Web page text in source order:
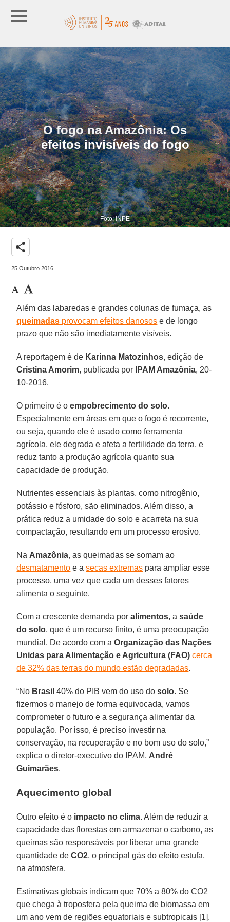
O fogo na Amazônia: Os
efeitos invisíveis do fogo
Foto: INPE
share
25 Outubro 2016
Além das labaredas e grandes colunas de fumaça, as
queimadas provocam efeitos danosos e de longo
prazo que não são imediatamente visíveis.
A reportagem é de Karinna Matozinhos, edição de
Cristina Amorim, publicada por IPAM Amazônia, 20-
10-2016.
O primeiro é oempobrecimento do solo.
Especialmente em áreas em que o fogo é recorrente,
ou seja, quando ele é usado como ferramenta
agrícola, ele degrada e afeta a fertilidade da terra, e
reduz tanto a produção agrícola quanto sua
capacidade de produção.
Nutrientes essenciais às plantas, como nitrogênio,
potássio e fósforo, são eliminados. Além disso, a
prática reduz a umidade do solo e acarreta na sua
compactação, resultando em um processo erosivo.
Na Amazônia, as queimadas se somam ao
desmatamento e asecas extremas para ampliar esse
processo, uma vez que cada um desses fatores
alimenta o seguinte.
Com a crescente demanda poralimentos, asaúde
do solo, que é um recurso finito, é uma preocupação
mundial. De acordo com aOrganização das Nações
Unidas para Alimentação e Agricultura (FAO) cerca
de 32% das terras do mundo estão degradadas.
“No Brasil 40% do PIB vem do uso dosolo. Se
fizermos o manejo de forma equivocada, vamos
comprometer o futuro e a segurança alimentar da
população. Por isso, é preciso investir na
conservação, na recuperação e no bom uso do solo,”
explica o diretor-executivo do IPAM, André
Guimarães.
Aquecimento global
Outro efeito é o impacto no clima. Além de reduzir a
capacidade das florestas em armazenar o carbono, as
queimas são responsáveis por liberar uma grande
quantidade deCO2, o principal gás do efeito estufa,
na atmosfera.
Estimativas globais indicam que 70% a 80% do CO2
que chega à troposfera pela queima de biomassa em
um ano vem de regiões equatoriais e subtropicais [1].